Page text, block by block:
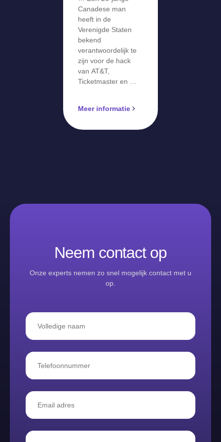
Canadese man
heeft in de
Verenigde Staten
bekend
verantwoordelijk te
zijn voor de hack
van AT&T,
Ticketmaster en …
Meer informatie
Neem contact op
Onze experts nemen zo snel mogelijk contact met u
op.